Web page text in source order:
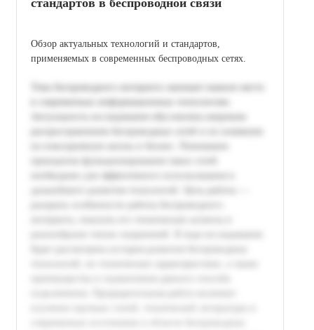
Обзор актуальных технологий и стандартов,
применяемых в современных беспроводных сетях.